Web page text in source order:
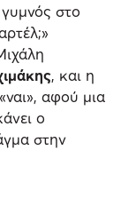
στο
, και η
αφού μια
ο
στην